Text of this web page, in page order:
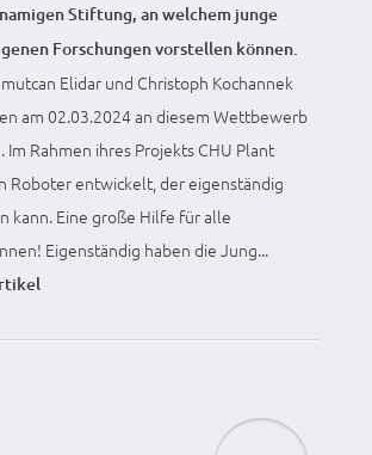
Stiftung, an welchem junge
Forschungen vorstellen können.
Elidar und Christoph Kochannek
am 02.03.2024 an diesem Wettbewerb
Rahmen ihres Projekts CHU Plant
Roboter entwickelt, der eigenständig
kann. Eine große Hilfe für alle
Eigenständig haben die Jung...